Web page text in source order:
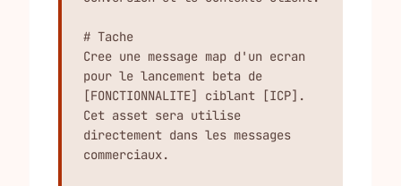
# Tache
Cree une message map d'un ecran
pour le lancement beta de
[FONCTIONNALITE] ciblant [ICP].
Cet asset sera utilise
directement dans les messages
commerciaux.